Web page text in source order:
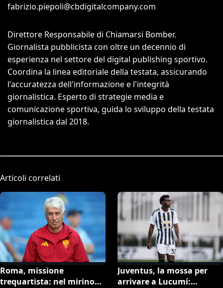
fabrizio.piepoli@cbdigitalcompany.com
Direttore Responsabile di Chiamarsi Bomber.
Giornalista pubblicista con oltre un decennio di
esperienza nel settore del digital publishing sportivo.
Coordina la linea editoriale della testata, assicurando
l'accuratezza dell'informazione e l'integrità
giornalistica. Esperto di strategie media e
comunicazione sportiva, guida lo sviluppo della testata
giornalistica dal 2018.
Articoli correlati
Roma, missione
trequartista: nel mirino
Juventus, la mossa per
arrivare a Lucumí: